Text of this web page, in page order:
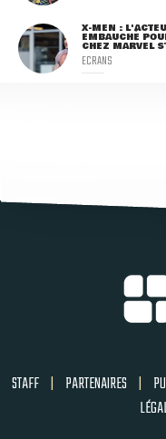
X-MEN :
EMBAUCHÉ
CHEZ MARVEL
ECRANS
STAFF | PARTENAIRES |